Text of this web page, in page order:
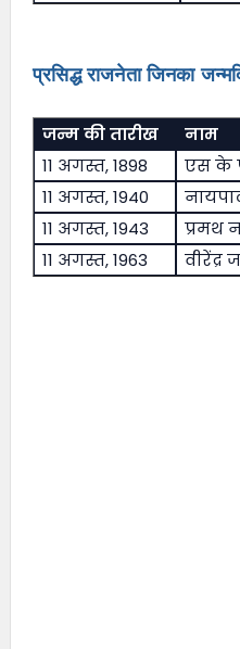
प्रसिद्ध राजनेता जिनका
जन्म की तारीख नाम
11 अगस्त, 1898
एस के
11 अगस्त, 1940
11 अगस्त, 1943
प्रमथ
11 अगस्त, 1963
वीरेंद्र